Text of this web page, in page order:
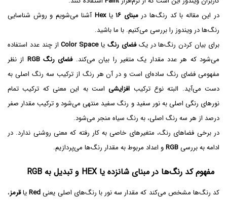
در این مقاله با کد رنگ‌ها درمبنای ۱۶ یاHex آشنا می‌شویم و روش شناسایی
رنگ‌ها در ویندوز را بررسی می‌کنیم. با ما باشید.
برای بیان کردن رنگ‌ها در یکفضای رنگیاColor Spaceاز چند عدد استفاده
می‌شود که هر عدد مقدار یک متغیر را بیان می‌کند.فضای رنگ RGB
از نظر
مفهومی فضای رنگ ساده‌ای است و در آن هر رنگ از ترکیب سه رنگ اصلی به
دست می‌آید. البته نوع ترکیب افزایشیاست به این معنی که ترکیب تمام
نورهای رنگی اصلی به نور سفید و رنگ سفید منتهی می‌شود و ترکیب مقدار صفر
درصد از هر سه رنگ اصلی، به رنگ سیاه منجر می‌شود.
در برخی فضاهای رنگ، متغیرهای خاصی به کار رفته که معنی روشنی ندارد. در
ادامه به بررسیRGBو اعداد مربوط به مقدار رنگ‌ها می‌پردازیم.
مفهوم کد رنگ‌ها در مبنای شانزده یا HEX و تبدیل به RGB
کد رنگ‌ها مشخص می‌کند که مقدار سه نور با رنگ‌های اصلی یعنیRedیاقرمز،